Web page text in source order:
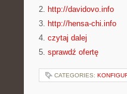
2. http://davidovo.info
3. http://hensa-chi.info
4. czytaj dalej
5. sprawdź ofertę
CATEGORIES: